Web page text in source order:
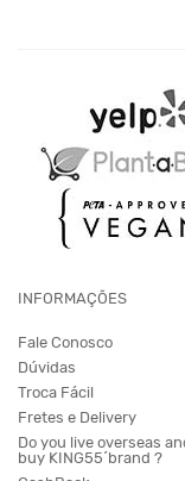
INFORMAÇÕES
Fale Conosco
Dúvidas
Troca Fácil
Fretes e Delivery
Do you live overseas
buy KING55´brand ?